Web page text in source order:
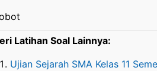
Latihan Soal Lainnya:
Ujian Sejarah SMA Kelas 11